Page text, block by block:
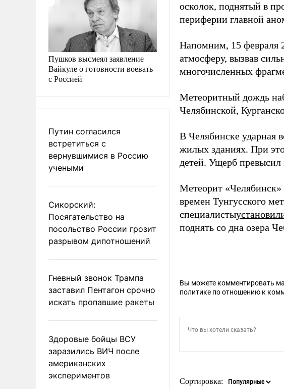
Пушков высмеял заявление
Вайкуле о готовности воевать
с Россией
Путин согласился
встретиться с
вернувшимися в Россию
учеными
Сикорский:
Посягательство на
посольство России грозит
разрывом дипотношений
Гневный звонок Трампа
заставил Пентагон срочно
искать пропавшие ракеты
Здоровые бойцы ВСУ
заразились ВИЧ после
американских
экспериментов
осколок, поднятый в
периферии главной
Напомним, 15 февраля
атмосферу, вызвав
многочисленных
Метеоритный дождь
Челябинской,
В Челябинске ударная
жилых зданиях. При
детей. Ущерб
Метеорит
времен Тунгусского
специалисты
поднять со дна озера
Вы можете комментировать
политике по отношению к
Сортировка: